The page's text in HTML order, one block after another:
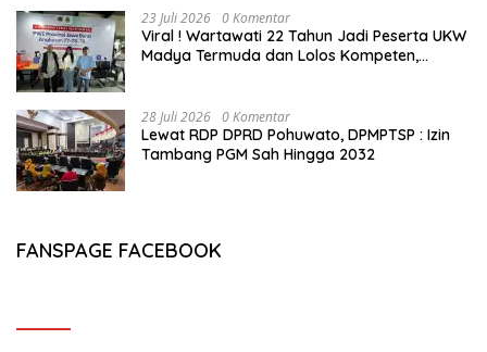
23 Juli 2026 0 Komentar
Viral ! Wartawati 22 Tahun Jadi Peserta UKW
Madya Termuda dan Lolos Kompeten,
28 Juli 2026 0 Komentar
Lewat RDP DPRD Pohuwato, DPMPTSP : Izin
Tambang PGM Sah Hingga 2032
FANSPAGE FACEBOOK